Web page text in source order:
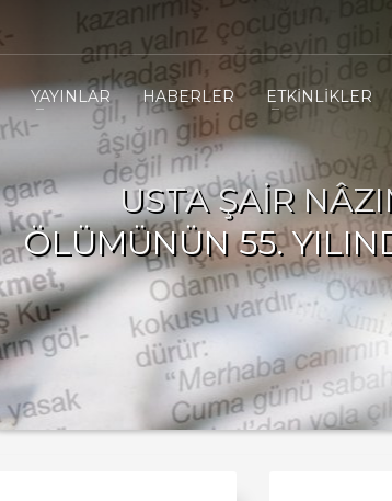
YAYINLAR HABERLER ETKİNLİKLER
USTA ŞAİR
ÖLÜMÜNÜN 55.